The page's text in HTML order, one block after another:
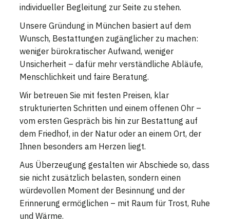
individueller Begleitung zur Seite zu stehen.
Unsere Gründung in München basiert auf dem
Wunsch, Bestattungen zugänglicher zu machen:
weniger bürokratischer Aufwand, weniger
Unsicherheit – dafür mehr verständliche Abläufe,
Menschlichkeit und faire Beratung.
Wir betreuen Sie mit festen Preisen, klar
strukturierten Schritten und einem offenen Ohr –
vom ersten Gespräch bis hin zur Bestattung auf
dem Friedhof, in der Natur oder an einem Ort, der
Ihnen besonders am Herzen liegt.
Aus Überzeugung gestalten wir Abschiede so, dass
sie nicht zusätzlich belasten, sondern einen
würdevollen Moment der Besinnung und der
Erinnerung ermöglichen – mit Raum für Trost, Ruhe
und Wärme.